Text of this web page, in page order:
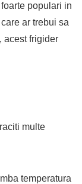
populari in
ar trebui sa
acest frigider
multe
temperatura